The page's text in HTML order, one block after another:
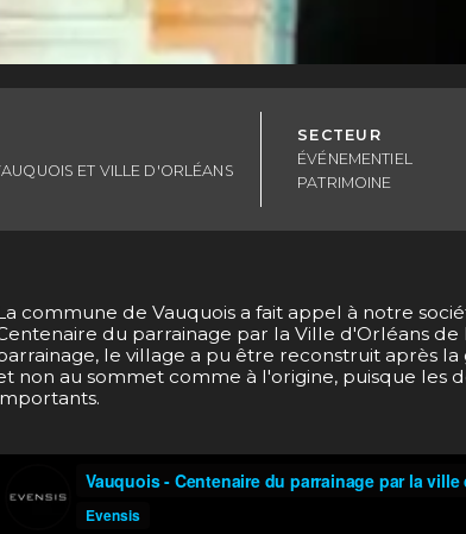
ET VILLE D'ORLÉANS
SECTEUR
ÉVÉNEMENTIEL
PATRIMOINE
commune de Vauquois a fait appel à notre
du parrainage par la Ville d'Orléans
le village a pu être reconstruit après
non au sommet comme à l'origine, puisque les